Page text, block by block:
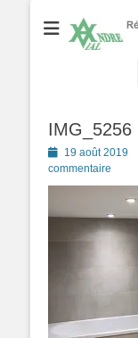
Rénovation
IMG_5256
Posté
le
19 août 2019
commentaire